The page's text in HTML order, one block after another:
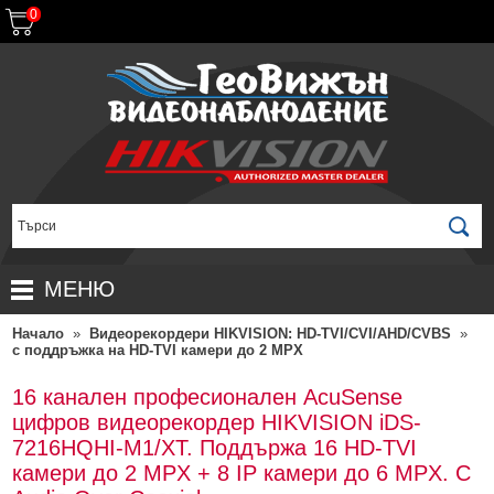
0
МЕНЮ
НАЧАЛО
ПРОМОЦИИ
НОВИ ПРОДУКТИ
КОМПЛЕКТИ ЗА ВИДЕОНАБЛЮДЕНИЕ
ЗА ДИСТРИБУТОРИ
ГАРАНЦИОННИ УСЛОВИЯ
ДОСТАВКИ
Начало » Видеорекордери HIKVISION: HD-TVI/CVI/AHD/CVBS »
с поддръжка на HD-TVI камери до 2 MPX
16 канален професионален AcuSense
цифров видеорекордер HIKVISION iDS-
7216HQHI-M1/XT. Поддържа 16 HD-TVI
камери до 2 MPX + 8 IP камери до 6 MPX. С